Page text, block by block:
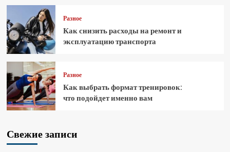
Разное
Как снизить расходы на ремонт и
эксплуатацию транспорта
Разное
Как выбрать формат тренировок:
что подойдет именно вам
Свежие записи